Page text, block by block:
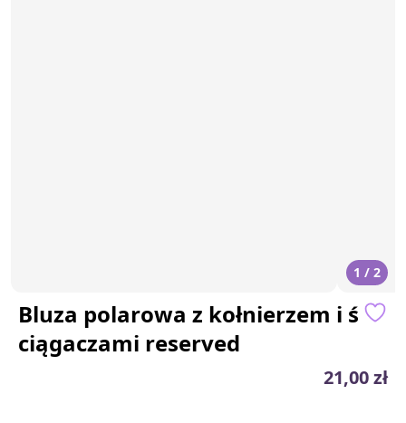
1 / 2
Bluza polarowa z kołnierzem i ś
ciągaczami reserved
21,00 zł